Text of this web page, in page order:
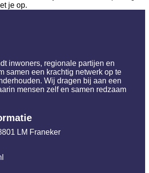
je op.
inwoners, regionale partijen en
samen een krachtig netwerk op te
Wij dragen bij aan een
mensen zelf en samen redzaam
LM Franeker